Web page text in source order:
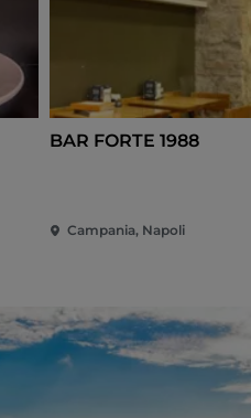
BAR FORTE 1988
Campania, Napoli